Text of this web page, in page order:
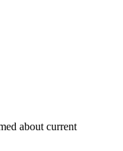
about current